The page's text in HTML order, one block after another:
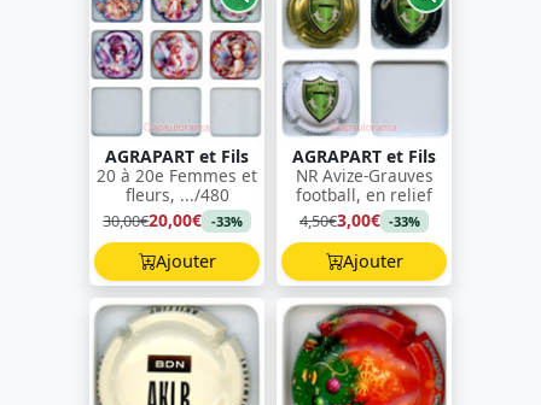
AGRAPART et Fils
20 à 20e Femmes et
fleurs, .../480
30,00€20,00€ -33%
Ajouter
AGRAPART et Fils
NR Avize-Grauves
football, en relief
4,50€3,00€ -33%
Ajouter